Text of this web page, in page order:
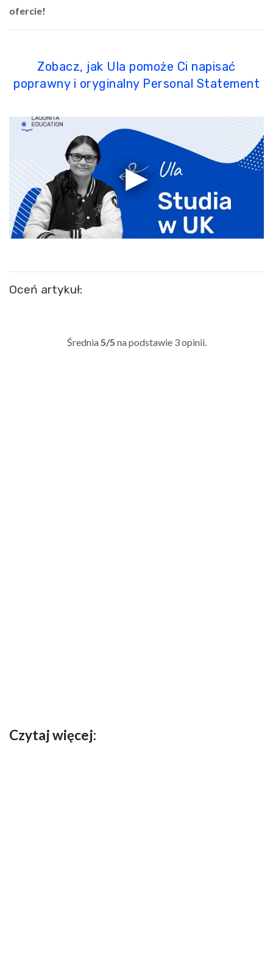
ofercie!
Zobacz, jak Ula pomoże Ci napisać
poprawny i oryginalny Personal Statement
Oceń artykuł:
Średnia 5/5 na podstawie 3opinii.
Czytaj więcej: